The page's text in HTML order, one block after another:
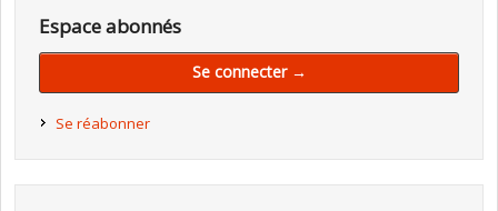
Espace abonnés
Se connecter →
Se réabonner